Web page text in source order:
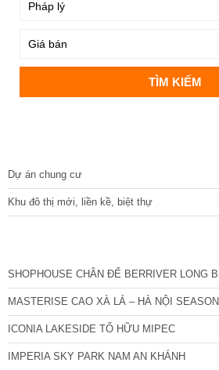
Dự án chung cư
Khu đô thị mới, liền kề, biệt thự
SHOPHOUSE CHÂN ĐẾ BERRIVER LONG
MASTERISE CAO XÀ LÁ – HÀ NỘI
ICONIA LAKESIDE TỐ HỮU MIPEC
IMPERIA SKY PARK NAM AN KHÁNH